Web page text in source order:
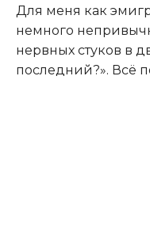
Для меня как
немного
нервных стуков в
последний?». Всё